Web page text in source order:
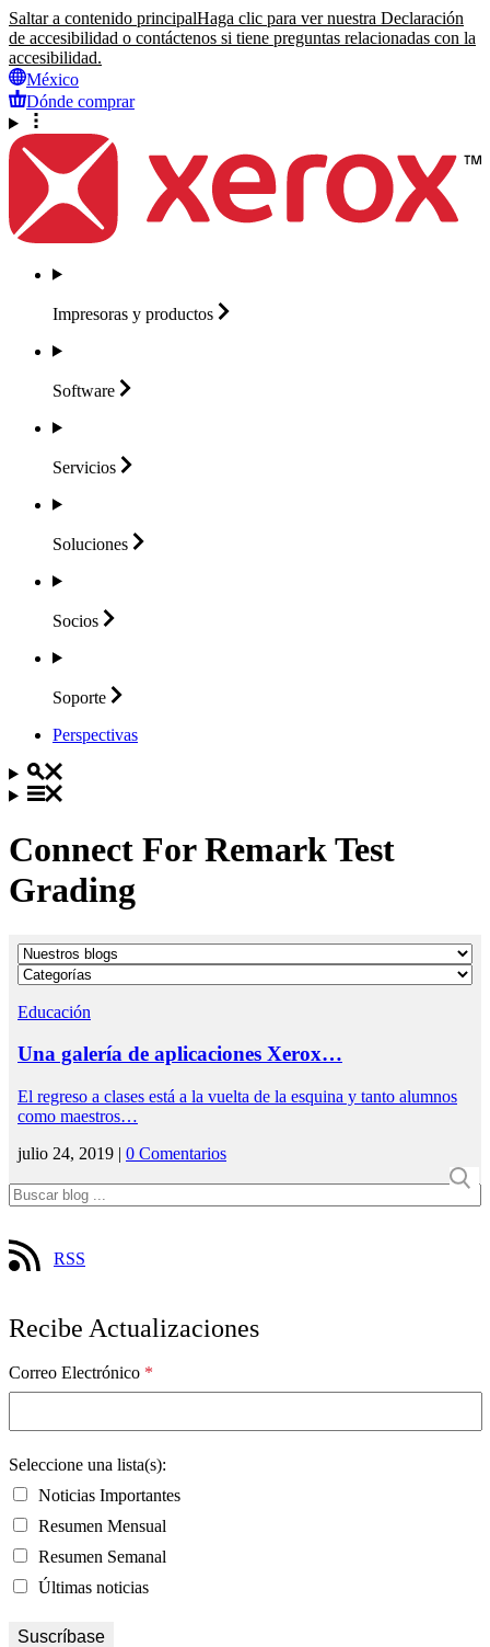
Saltar a contenido principalHaga clic para ver nuestra Declaración
de accesibilidad o contáctenos si tiene preguntas relacionadas con la
accesibilidad.
México
Dónde comprar
Impresoras y productos
Software
Servicios
Soluciones
Socios
Soporte
Perspectivas
Connect For Remark Test
Grading
Educación
Una galería de aplicaciones Xerox…
El regreso a clases está a la vuelta de la esquina y tanto alumnos
como maestros…
julio 24, 2019 | 0 Comentarios
RSS
Recibe Actualizaciones
Correo Electrónico *
Seleccione una lista(s):
Noticias Importantes
Resumen Mensual
Resumen Semanal
Últimas noticias